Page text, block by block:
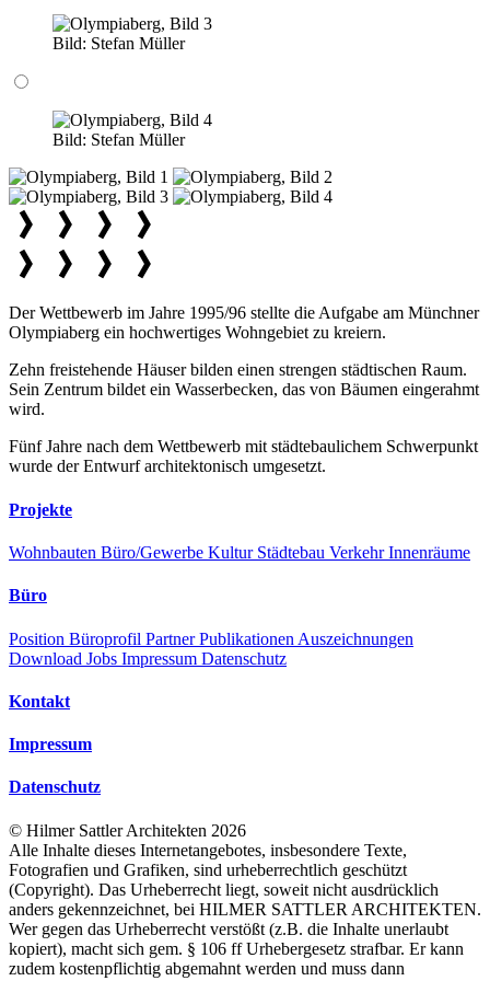
Bild: Stefan Müller
Bild: Stefan Müller
Der Wettbewerb im Jahre 1995/96 stellte die Aufgabe am Münchner
Olympiaberg ein hochwertiges Wohngebiet zu kreiern.
Zehn freistehende Häuser bilden einen strengen städtischen Raum.
Sein Zentrum bildet ein Wasserbecken, das von Bäumen eingerahmt
wird.
Fünf Jahre nach dem Wettbewerb mit städtebaulichem Schwerpunkt
wurde der Entwurf architektonisch umgesetzt.
Projekte
Wohnbauten Büro/Gewerbe Kultur Städtebau VerkehrInnenräume
Büro
Position Büroprofil PartnerPublikationen Auszeichnungen
Download Jobs Impressum Datenschutz
Kontakt
Impressum
Datenschutz
© Hilmer Sattler Architekten 2026
Alle Inhalte dieses Internetangebotes, insbesondere Texte,
Fotografien und Grafiken, sind urheberrechtlich geschützt
(Copyright). Das Urheberrecht liegt, soweit nicht ausdrücklich
anders gekennzeichnet, bei HILMER SATTLER ARCHITEKTEN.
Wer gegen das Urheberrecht verstößt (z.B. die Inhalte unerlaubt
kopiert), macht sich gem. § 106 ff Urhebergesetz strafbar. Er kann
zudem kostenpflichtig abgemahnt werden und muss dann